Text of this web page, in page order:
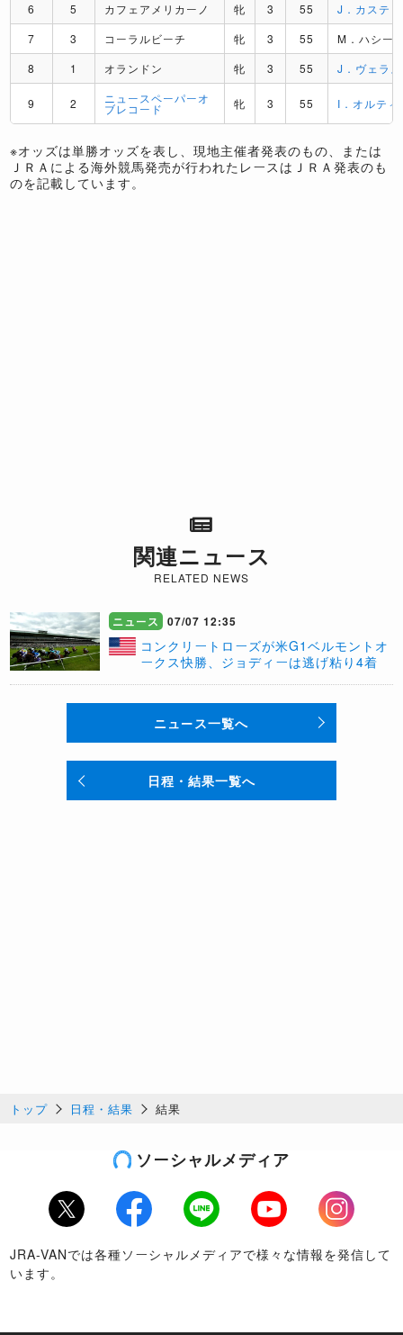
6
5 カフェアメリカーノ 牝 3 55
J．カステ
7
3 コーラルビーチ 牝 3 55
M．ハシー
8
1 オランドン 牝 3 55 J．ヴェラ
9 2 ニュースペーパーオ
ブレコード 牝 3 55 I．オルティ
※オッズは単勝オッズを表し、現地主催者発表のもの、または
ＪＲＡによる海外競馬発売が行われたレースはＪＲＡ発表のも
のを記載しています。
関連ニュース
RELATED NEWS
ニュース 07/07 12:35
コンクリートローズが米G1ベルモントオ
ークス快勝、ジョディーは逃げ粘り4着
ニュース一覧へ
日程・結果一覧へ
トップ 日程・結果 結果
ソーシャルメディア
Twitter Facebook LINE Youtube
Instagram
JRA-VANでは各種ソーシャルメディアで様々な情報を発信して
います。